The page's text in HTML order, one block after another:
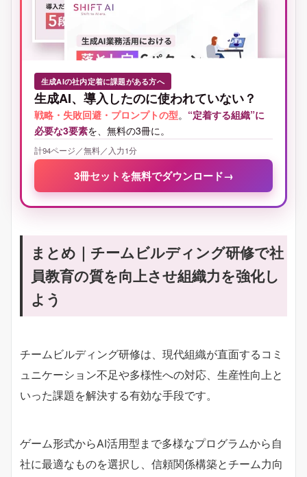
生成AIの社内定着に課題がある方へ
生成AI、導入したのに使われていない？
戦略・失敗回避・プロンプトの型。 “定着する組織”に
必要な3要素を、無料の3冊に。
計94ページ／無料／入力1分
3冊セットを無料でダウンロード→
まとめ｜チームビルディング研修で社
員教育の質を向上させ組織力を強化し
よう
チームビルディング研修は、現代組織が直面するコミ
ュニケーション不足や多様性への対応、生産性向上と
いった課題を解決する有効な手段です。
ゲーム形式からAI活用型まで多様なプログラムから自
社に最適なものを選択し、信頼関係構築とチーム力向